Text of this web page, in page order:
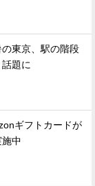
の東京、駅の階段
題に
ギフトカードが
中